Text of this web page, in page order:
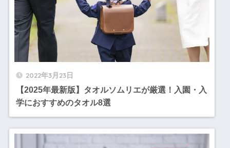
2022年3月23日
【2025年最新版】タオルソムリエが厳選！入園・入
学におすすめのタオル8選